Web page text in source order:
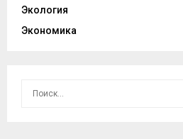
Экология
Экономика